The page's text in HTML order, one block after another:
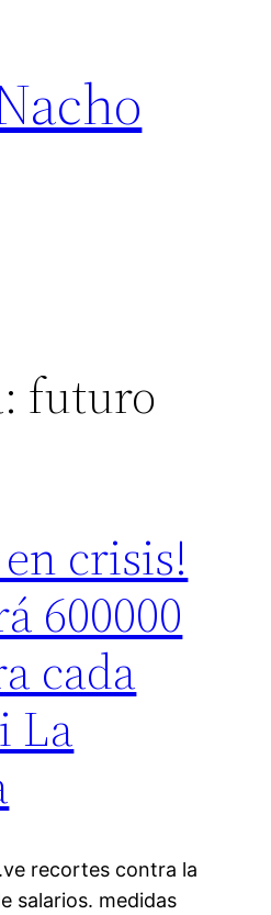
futuro
en crisis!
600000
cada
La
recortes contra la
salarios. medidas